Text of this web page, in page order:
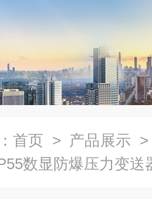
首页 > 产品展示
数显防爆压力变送